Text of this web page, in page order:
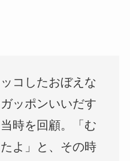
コしたおぼえな
ッポンいいだす
時を回顧。「む
よ」と、その時